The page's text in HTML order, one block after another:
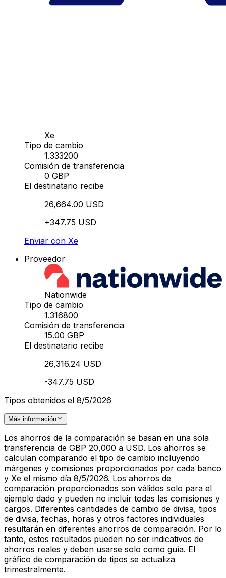
Xe
Tipo de cambio
1.333200
Comisión de transferencia
0 GBP
El destinatario recibe
26,664.00 USD
+347.75 USD
Enviar con Xe
Proveedor
Nationwide
Tipo de cambio
1.316800
Comisión de transferencia
15.00 GBP
El destinatario recibe
26,316.24 USD
-347.75 USD
Tipos obtenidos el 8/5/2026
Más información
Los ahorros de la comparación se basan en una sola
transferencia de GBP 20,000 a USD. Los ahorros se
calculan comparando el tipo de cambio incluyendo
márgenes y comisiones proporcionados por cada banco
y Xe el mismo día 8/5/2026. Los ahorros de
comparación proporcionados son válidos solo para el
ejemplo dado y pueden no incluir todas las comisiones y
cargos. Diferentes cantidades de cambio de divisa, tipos
de divisa, fechas, horas y otros factores individuales
resultarán en diferentes ahorros de comparación. Por lo
tanto, estos resultados pueden no ser indicativos de
ahorros reales y deben usarse solo como guía. El
gráfico de comparación de tipos se actualiza
trimestralmente.